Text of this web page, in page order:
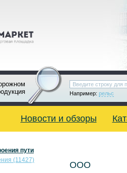
Например: рельс
Новости и обзоры
ООО
пути
(11427)